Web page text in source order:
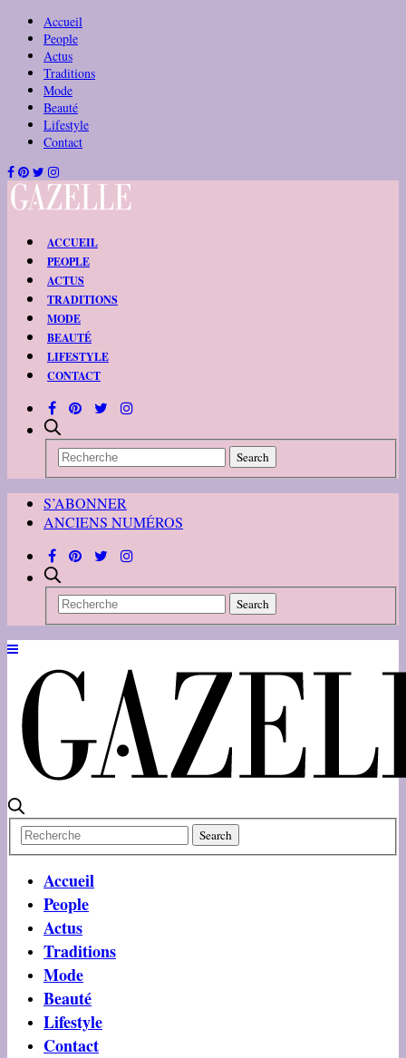
Accueil
People
Actus
Traditions
Mode
Beauté
Lifestyle
Contact
ACCUEIL
PEOPLE
ACTUS
TRADITIONS
MODE
BEAUTÉ
LIFESTYLE
CONTACT
S’ABONNER
ANCIENS NUMÉROS
Accueil
People
Actus
Traditions
Mode
Beauté
Lifestyle
Contact